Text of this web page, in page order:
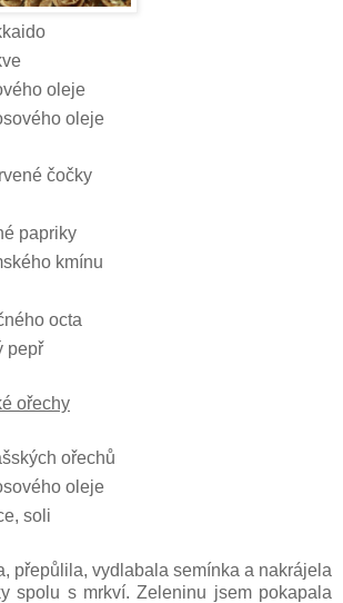
oleje
oleje
čočky
papriky
kmínu
octa
pepř
ořechy
ořechů
oleje
soli
přepůlila, vydlabala semínka a nakrájela
spolu s mrkví. Zeleninu jsem pokapala